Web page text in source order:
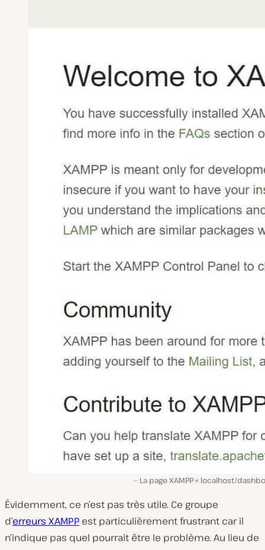
La page XAMPP « localhost/
Évidemment, ce n’est pas très utile. Ce groupe
d’erreurs XAMPP est particulièrement frustrant car il
n’indique pas quel pourrait être le problème. Au lieu de